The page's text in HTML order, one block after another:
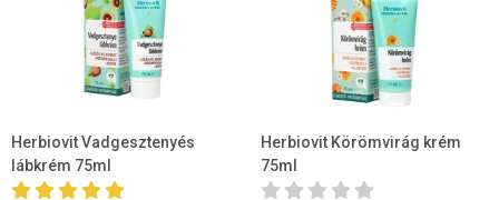
Herbiovit Vadgesztenyés
lábkrém 75ml
Herbiovit Körömvirág krém
75ml